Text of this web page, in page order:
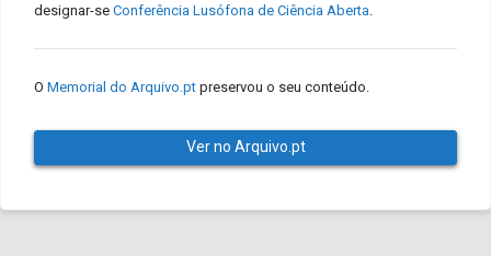
designar-se Conferência Lusófona de Ciência Aberta
O Memorial do Arquivo.pt preservou o seu conteúdo.
Ver no Arquivo.pt